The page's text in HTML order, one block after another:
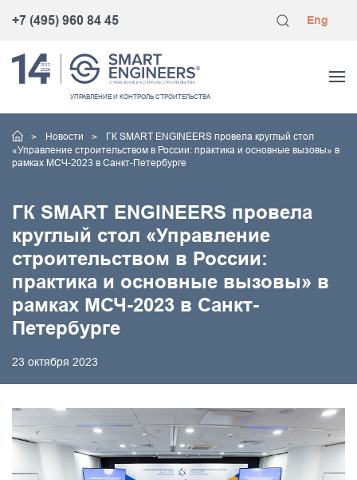
+7 (495) 960 84 45 Eng
УПРАВЛЕНИЕ И КОНТРОЛЬ СТРОИТЕЛЬСТВА
Новости
ГК SMART ENGINEERS провела круглый стол
«Управление строительством в России: практика и основные вызовы» в
рамках МСЧ-2023 в Санкт-Петербурге
ГК SMART ENGINEERS провела
круглый стол «Управление
строительством в России:
практика и основные вызовы» в
рамках МСЧ-2023 в Санкт-
Петербурге
23 октября 2023